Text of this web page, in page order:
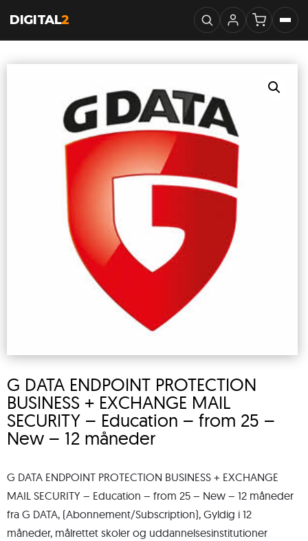
DIGITAL2
G DATA ENDPOINT PROTECTION
BUSINESS + EXCHANGE MAIL
SECURITY – Education – from 25 –
New – 12 måneder
G DATA ENDPOINT PROTECTION BUSINESS + EXCHANGE
MAIL SECURITY – Education – from 25 – New – 12 måneder
fra G DATA, (Abonnement/Subscription), Gyldig i 12
måneder, målrettet skoler og uddannelsesinstitutioner